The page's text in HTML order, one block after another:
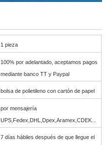
1 pieza
100% por adelantado, aceptamos pagos
mediante banco TT y Paypal
bolsa de polietileno con cartón de papel
por mensajería
UPS,Fedex,DHL,Dpex,Aramex,CDEK...
7 días hábiles después de que llegue el